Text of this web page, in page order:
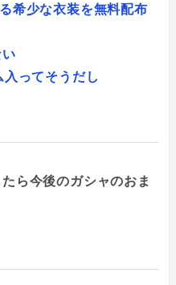
希少な衣装を無料配布
ってそうだし
ら今後のガシャのおま